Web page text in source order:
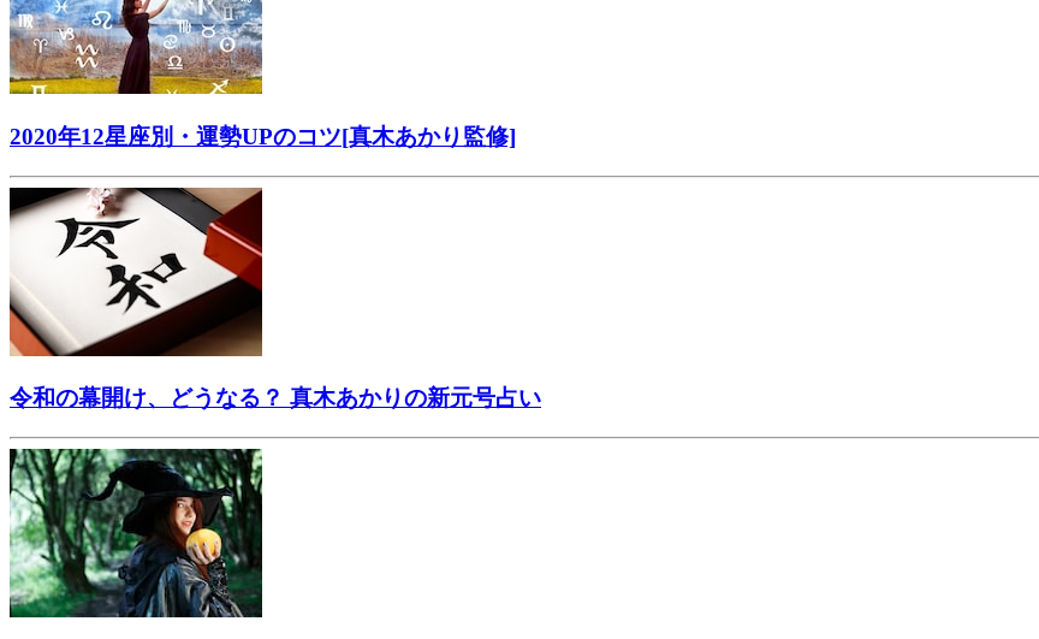
2020年12星座別・運勢UPのコツ[真木あかり監修]
令和の幕開け、どうなる？ 真木あかりの新元号占い